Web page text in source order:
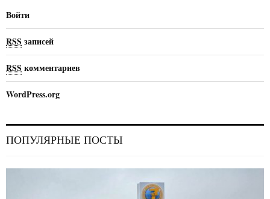
Войти
RSS записей
RSS комментариев
WordPress.org
ПОПУЛЯРНЫЕ ПОСТЫ